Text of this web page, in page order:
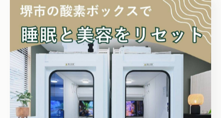
素カプセルに入ることで、体内の酸素濃度が高まり、自
律神経のバランスが整いやすくなります。これにより、
ストレスによる緊張状態が緩和され、深いリラックスが
得られるとされています。
実際に利用者からは「カプセル内で過ごすと頭がすっき
りする」「ストレスが軽減される」という声が多く寄せ
られています。ストレスを減らすためには、日常生活に